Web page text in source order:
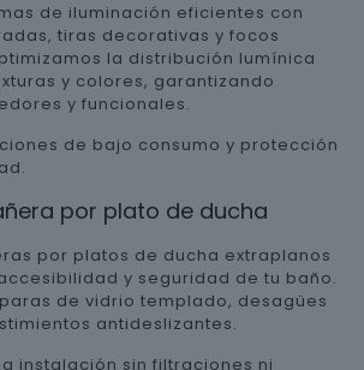
de iluminación eficientes con
tiras decorativas y focos
la distribución lumínica
y colores, garantizando
y funcionales.
de bajo consumo y protección
por plato de ducha
por platos de ducha extraplanos
y seguridad de tu baño.
de vidrio templado, desagües
antideslizantes.
instalación sin filtraciones ni